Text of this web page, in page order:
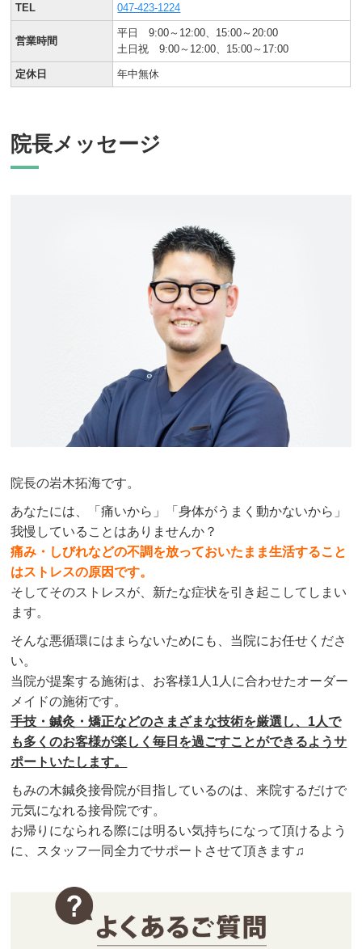
TEL 047-423-1224
営業時間
平日 9:00～12:00、15:00～20:00
土日祝 9:00～12:00、15:00～17:00
定休日 年中無休
院長メッセージ
院長の岩木拓海です。
あなたには、「痛いから」「身体がうまく動かないから」
我慢していることはありませんか？
痛み・しびれなどの不調を放っておいたまま生活すること
はストレスの原因です。
そしてそのストレスが、新たな症状を引き起こしてしまい
ます。
そんな悪循環にはまらないためにも、当院にお任せくださ
い。
当院が提案する施術は、お客様1人1人に合わせたオーダー
メイドの施術です。
手技・鍼灸・矯正などのさまざまな技術を厳選し、1人で
も多くのお客様が楽しく毎日を過ごすことができるようサ
ポートいたします。
もみの木鍼灸接骨院が目指しているのは、来院するだけで
元気になれる接骨院です。
お帰りになられる際には明るい気持ちになって頂けるよう
に、スタッフ一同全力でサポートさせて頂きます♫